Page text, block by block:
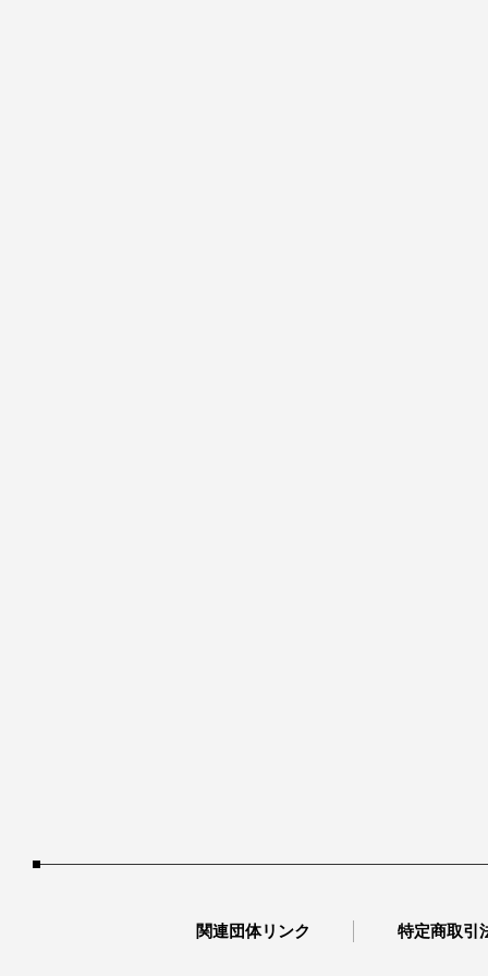
関連団体リンク 特定商取引